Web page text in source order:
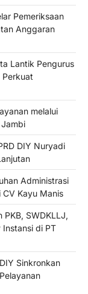
Pemeriksaan
Anggaran
Lantik Pengurus
Perkuat
melalui
DIY Nuryadi
Administrasi
CV Kayu Manis
PKB, SWDKLLJ,
Instansi di PT
Sinkronkan